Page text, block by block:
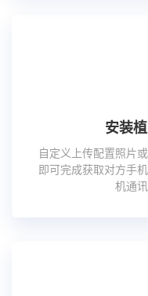
安装
自定义上传配置照片
即可完成获取对方手
机通